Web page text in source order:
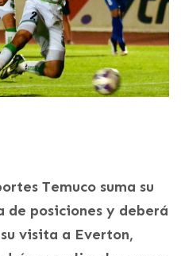
Temuco suma su
posiciones y deberá
visita a Everton,